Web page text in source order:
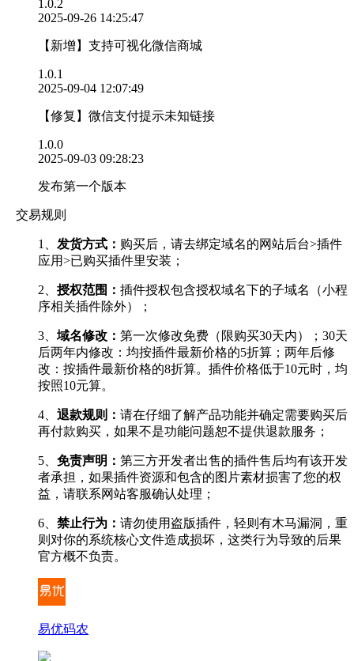
1.0.2
2025-09-26 14:25:47
【新增】支持可视化微信商城
1.0.1
2025-09-04 12:07:49
【修复】微信支付提示未知链接
1.0.0
2025-09-03 09:28:23
发布第一个版本
交易规则
1、 发货方式： 购买后，请去绑定域名的网站后台>插件
应用>已购买插件里安装；
2、 授权范围： 插件授权包含授权域名下的子域名（小程
序相关插件除外）；
3、 域名修改： 第一次修改免费（限购买30天内）；30天
后两年内修改：均按插件最新价格的5折算；两年后修
改：按插件最新价格的8折算。插件价格低于10元时，均
按照10元算。
4、 退款规则： 请在仔细了解产品功能并确定需要购买后
再付款购买，如果不是功能问题恕不提供退款服务；
5、 免责声明： 第三方开发者出售的插件售后均有该开发
者承担，如果插件资源和包含的图片素材损害了您的权
益，请联系网站客服确认处理；
6、 禁止行为： 请勿使用盗版插件，轻则有木马漏洞，重
则对你的系统核心文件造成损坏，这类行为导致的后果
官方概不负责。
易优码农